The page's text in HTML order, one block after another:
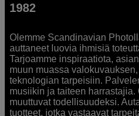
1982
Olemme Scandinavian
auttaneet luovia ihmisiä
Tarjoamme inspiraatiota,
muun muassa
teknologian tarpeisiin.
musiikin ja taiteen
muuttuvat todellisuudeksi.
tuotteet, jotka vastaavat